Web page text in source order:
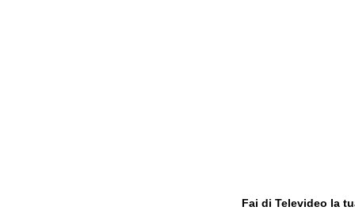
Fai di Televideo la